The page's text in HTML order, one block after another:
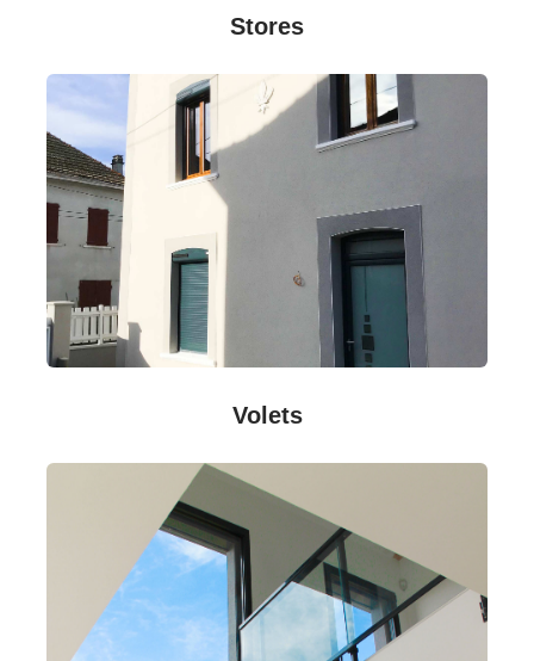
Stores
Volets